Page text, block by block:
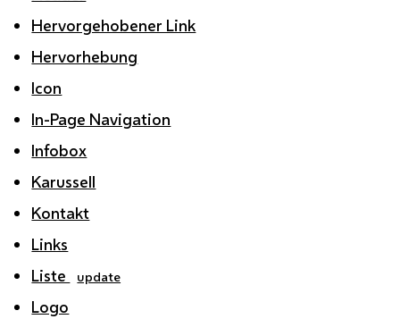
Hervorgehobener Link
Hervorhebung
Icon
In-Page Navigation
Infobox
Karussell
Kontakt
Links
Liste
update
Logo